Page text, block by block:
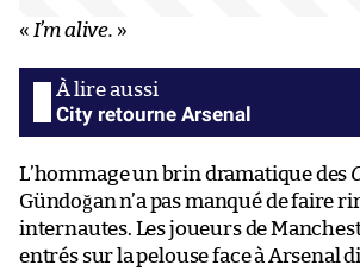
« I’m alive. »
City retourne Arsenal
L’hommage un brin dramatique des
Gündoğan n’a pas manqué de faire
internautes. Les joueurs de
entrés sur la pelouse face à Arsenal